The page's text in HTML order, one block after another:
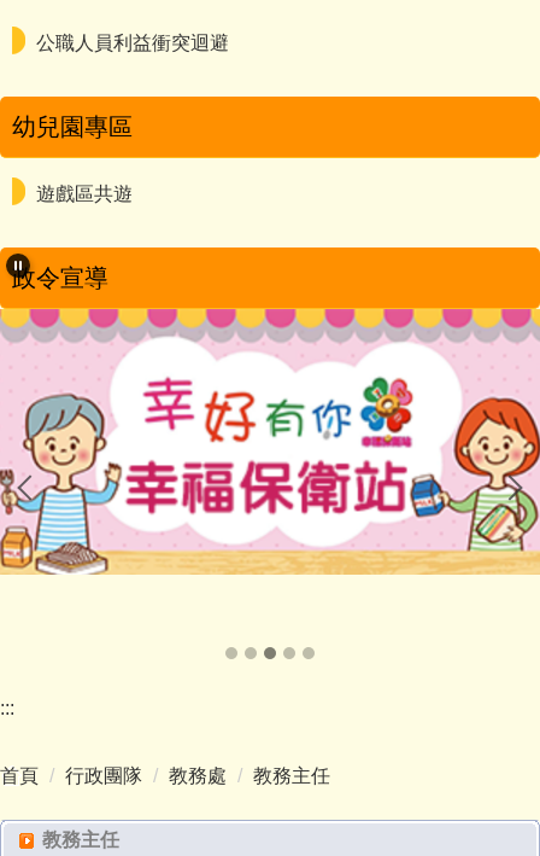
公職人員利益衝突迴避
幼兒園專區
遊戲區共遊
政令宣導
:::
首頁 行政團隊 教務處 教務主任
教務主任